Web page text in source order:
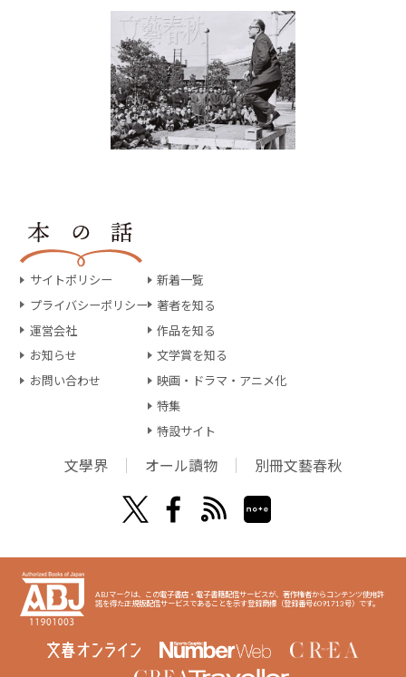
サイトポリシー
プライバシーポリシー
運営会社
お知らせ
お問い合わせ
新着一覧
著者を知る
作品を知る
文学賞を知る
映画・ドラマ・アニメ化
特集
特設サイト
文學界 オール讀物 別冊文藝春秋
ABJマークは、この電子書店・電子書籍配信サービスが、著作権者からコンテンツ使用許
諾を得た正規版配信サービスであることを示す登録商標（登録番号6091713号）です。